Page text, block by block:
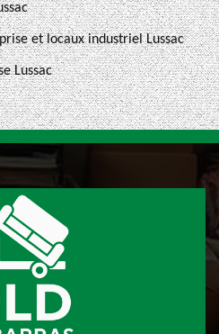
et locaux industriel Lussac
Lussac